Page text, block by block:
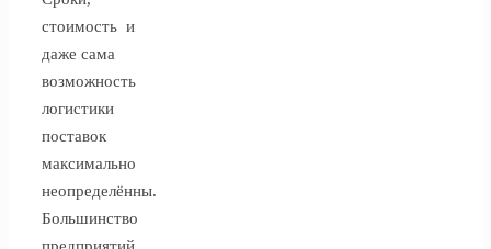
стоимость и
даже сама
возможность
логистики
поставок
максимально
неопределённы.
Большинство
предприятий